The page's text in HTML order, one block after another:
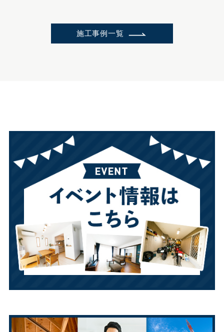
施工事例一覧